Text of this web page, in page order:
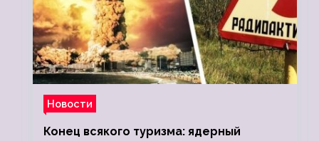
Новости
Конец всякого туризма: ядерный